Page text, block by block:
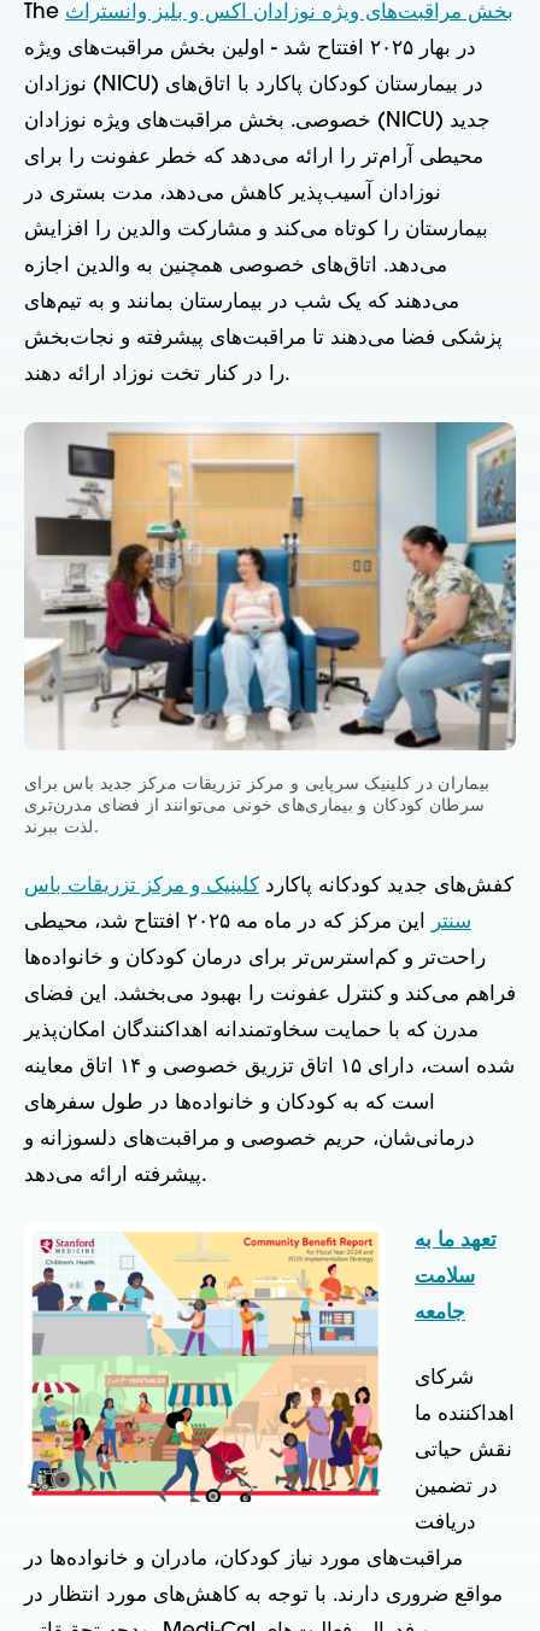
The بخش مراقبت‌های ویژه نوزادان اکس و بلیز وانستراث
در بهار ۲۰۲۵ افتتاح شد - اولین بخش مراقبت‌های ویژه
نوزادان (NICU) در بیمارستان کودکان پاکارد با اتاق‌های
خصوصی. بخش مراقبت‌های ویژه نوزادان (NICU) جدید
محیطی آرام‌تر را ارائه می‌دهد که خطر عفونت را برای
نوزادان آسیب‌پذیر کاهش می‌دهد، مدت بستری در
بیمارستان را کوتاه می‌کند و مشارکت والدین را افزایش
می‌دهد. اتاق‌های خصوصی همچنین به والدین اجازه
می‌دهند که یک شب در بیمارستان بمانند و به تیم‌های
پزشکی فضا می‌دهند تا مراقبت‌های پیشرفته و نجات‌بخش
را در کنار تخت نوزاد ارائه دهند.
بیماران در کلینیک سرپایی و مرکز تزریقات مرکز جدید باس برای
سرطان کودکان و بیماری‌های خونی می‌توانند از فضای مدرن‌تری
لذت ببرند.
کفش‌های جدید کودکانه پاکارد کلینیک و مرکز تزریقات باس
سنتر
این مرکز که در ماه مه ۲۰۲۵ افتتاح شد، محیطی
راحت‌تر و کم‌استرس‌تر برای درمان کودکان و خانواده‌ها
فراهم می‌کند و کنترل عفونت را بهبود می‌بخشد. این فضای
مدرن که با حمایت سخاوتمندانه اهداکنندگان امکان‌پذیر
شده است، دارای ۱۵ اتاق تزریق خصوصی و ۱۴ اتاق معاینه
است که به کودکان و خانواده‌ها در طول سفرهای
درمانی‌شان، حریم خصوصی و مراقبت‌های دلسوزانه و
پیشرفته ارائه می‌دهد.
تعهد ما به
سلامت
جامعه
شرکای
اهداکننده ما
نقش حیاتی
در تضمین
دریافت
مراقبت‌های مورد نیاز کودکان، مادران و خانواده‌ها در
مواقع ضروری دارند. با توجه به کاهش‌های مورد انتظار در